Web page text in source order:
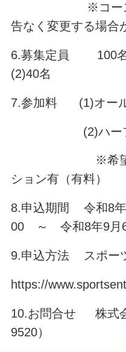
※コースは、
告なく変更する場合
6.募集定員 100名
(2)40名
7.参加料 (1)オー
(2)ハーフコ
※希望者のみ
ション有（有料）
8.申込期間 令和8年
00 ～ 令和8年9月6
9.申込方法 スポー
https://
10.お問合せ 株式
9520）